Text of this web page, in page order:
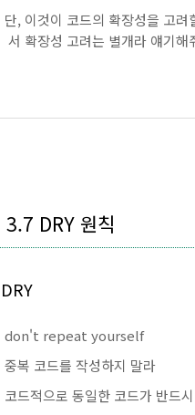
단, 이것이 코드의 확장성을 고
서 확장성 고려는 별개라 얘기해
3.7 DRY 원칙
DRY
don't repeat yourself
중복 코드를 작성하지 말라
코드적으로 동일한 코드가 반드